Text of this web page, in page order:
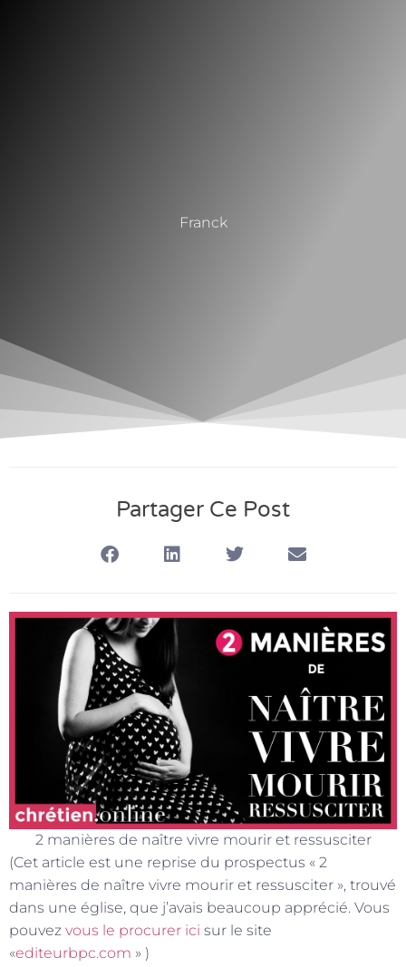
Franck
Partager Ce Post
2 manières de naître vivre mourir et ressusciter
(Cet article est une reprise du prospectus « 2
manières de naître vivre mourir et ressusciter », trouvé
dans une église, que j’avais beaucoup apprécié. Vous
pouvez vous le procurer ici sur le site
«editeurbpc.com » )